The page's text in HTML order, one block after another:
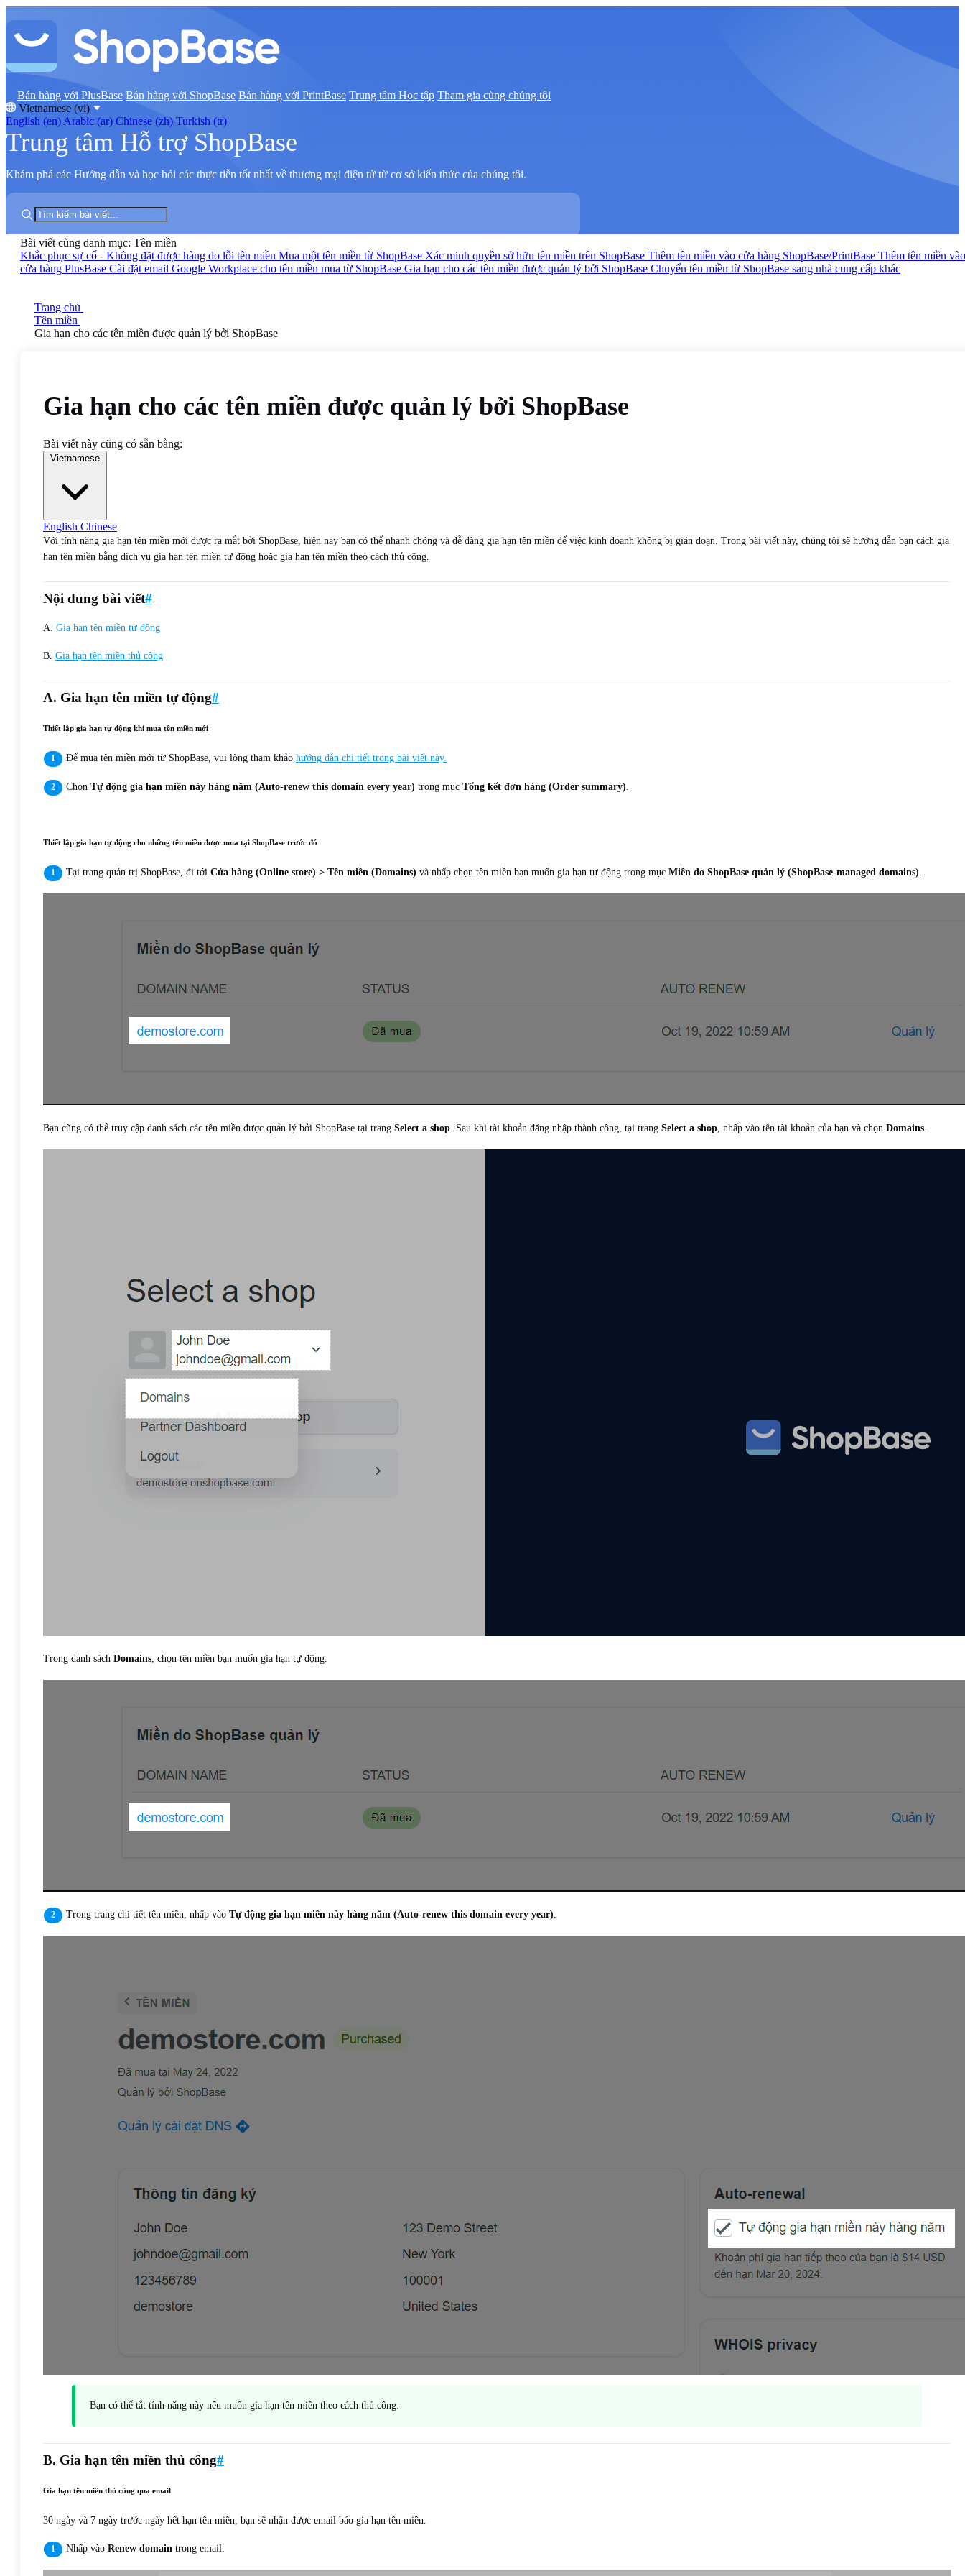
Bán hàng với PlusBase Bán hàng với ShopBase Bán hàng với PrintBase Trung tâm Học tập Tham gia cùng chúng tôi
Vietnamese (vi)
English (en) Arabic (ar) Chinese (zh) Turkish (tr)
Trung tâm Hỗ trợ ShopBase
Khám phá các Hướng dẫn và học hỏi các thực tiễn tốt nhất về thương mại điện tử từ cơ sở kiến thức của chúng tôi.
Bài viết cùng danh mục: Tên miền
Khắc phục sự cố - Không đặt được hàng do lỗi tên miền Mua một tên miền từ ShopBase Xác minh quyền sở hữu tên miền trên ShopBase Thêm tên miền vào cửa hàng ShopBase/PrintBase Thêm tên miền vào
cửa hàng PlusBase Cài đặt email Google Workplace cho tên miền mua từ ShopBase Gia hạn cho các tên miền được quản lý bởi ShopBase Chuyển tên miền từ ShopBase sang nhà cung cấp khác
Trang chủ
Tên miền
Gia hạn cho các tên miền được quản lý bởi ShopBase
Gia hạn cho các tên miền được quản lý bởi ShopBase
Bài viết này cũng có sẵn bằng:
Vietnamese
English Chinese
Với tính năng gia hạn tên miền mới được ra mắt bởi ShopBase, hiện nay bạn có thể nhanh chóng và dễ dàng gia hạn tên miền để việc kinh doanh không bị gián đoạn. Trong bài viết này, chúng tôi sẽ hướng dẫn bạn cách gia
hạn tên miền bằng dịch vụ gia hạn tên miền tự động hoặc gia hạn tên miền theo cách thủ công.
Nội dung bài viết#
A. Gia hạn tên miền tự động
B. Gia hạn tên miền thủ công
A. Gia hạn tên miền tự động#
Thiết lập gia hạn tự động khi mua tên miền mới
Để mua tên miền mới từ ShopBase, vui lòng tham khảo hướng dẫn chi tiết trong bài viết này.
Chọn Tự động gia hạn miền này hàng năm (Auto-renew this domain every year) trong mục Tổng kết đơn hàng (Order summary)
Thiết lập gia hạn tự động cho những tên miền được mua tại ShopBase trước đó
Tại trang quản trị ShopBase, đi tới Cửa hàng (Online store) > Tên miền (Domains) và nhấp chọn tên miền bạn muốn gia hạn tự động trong mục Miền do ShopBase quản lý (ShopBase-managed domains).
Bạn cũng có thể truy cập danh sách các tên miền được quản lý bởi ShopBase tại trang Select a shop. Sau khi tài khoản đăng nhập thành công, tại trang Select a shop, nhấp vào tên tài khoản của bạn và chọn Domains.
Trong danh sách Domains, chọn tên miền bạn muốn gia hạn tự động.
Trong trang chi tiết tên miền, nhấp vào Tự động gia hạn miền này hàng năm (Auto-renew this domain every year).
Bạn có thể tắt tính năng này nếu muốn gia hạn tên miền theo cách thủ công.
B. Gia hạn tên miền thủ công#
Gia hạn tên miền thủ công qua email
30 ngày và 7 ngày trước ngày hết hạn tên miền, bạn sẽ nhận được email báo gia hạn tên miền.
Nhấp vào Renew domain trong email.